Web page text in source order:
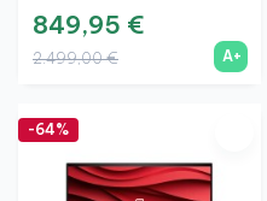
Pro WX 7100 8GB, A+
849,95 €
2.499,00 € A+
-64%